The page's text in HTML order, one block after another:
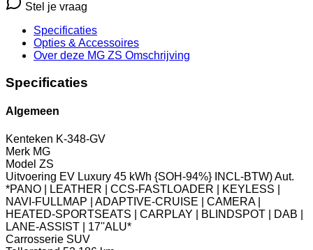
Stel je vraag
Specificaties
Opties & Accessoires
Over deze MG ZS Omschrijving
Specificaties
Algemeen
Kenteken K-348-GV
Merk MG
Model ZS
Uitvoering EV Luxury 45 kWh {SOH-94%} INCL-BTW) Aut.
*PANO | LEATHER | CCS-FASTLOADER | KEYLESS |
NAVI-FULLMAP | ADAPTIVE-CRUISE | CAMERA |
HEATED-SPORTSEATS | CARPLAY | BLINDSPOT | DAB |
LANE-ASSIST | 17''ALU*
Carrosserie SUV